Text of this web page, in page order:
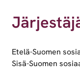
Etelä-Suomen
Sisä-Suomen